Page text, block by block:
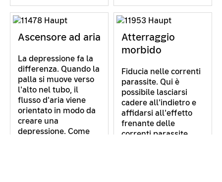
Ascensore ad aria
La depressione fa la
differenza. Quando la
palla si muove verso
l'alto nel tubo, il
flusso d'aria viene
orientato in modo da
creare una
depressione. Come
Atterraggio
morbido
Fiducia nelle correnti
parassite. Qui è
possibile lasciarsi
cadere all'indietro e
affidarsi all'effetto
frenante delle
correnti parassite.